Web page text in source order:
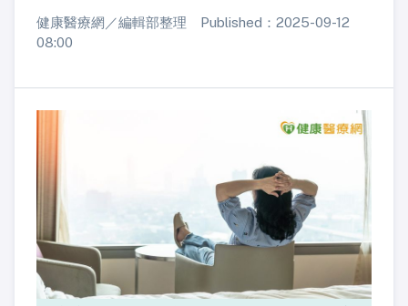
健康醫療網／編輯部整理 Published：2025-09-12
08:00